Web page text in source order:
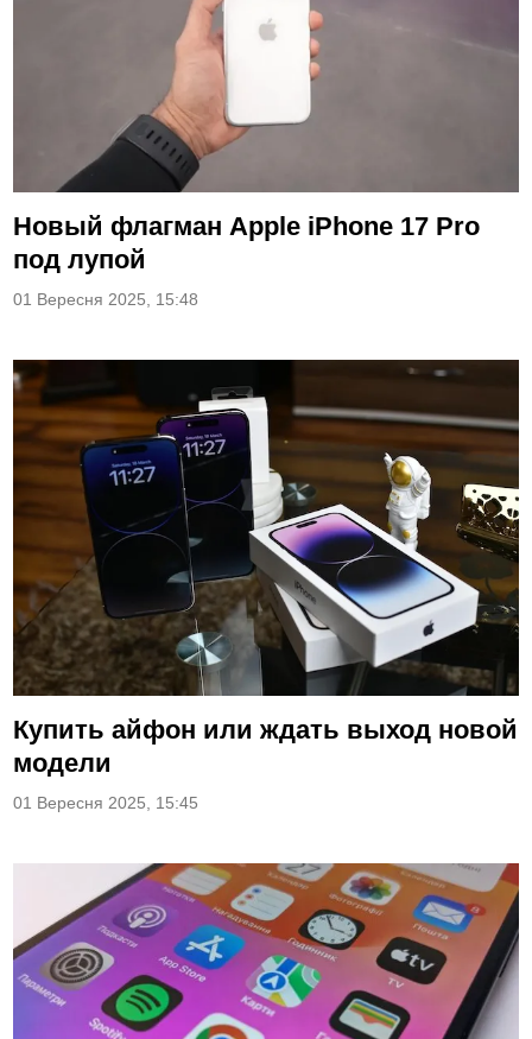
Новый флагман Apple iPhone 17 Pro
под лупой
01 Вересня 2025, 15:48
Купить айфон или ждать выход новой
модели
01 Вересня 2025, 15:45